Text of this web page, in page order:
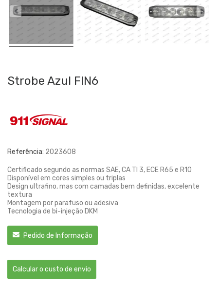
Strobe Azul FIN6
Referência: 2023608
Certificado segundo as normas SAE, CA Tl 3, ECE R65 e R10
Disponível em cores simples ou triplas
Design ultrafino, mas com camadas bem definidas, excelente
textura
Montagem por parafuso ou adesiva
Tecnologia de bi-injeção DKM
Pedido de Informação
Calcular o custo de envio